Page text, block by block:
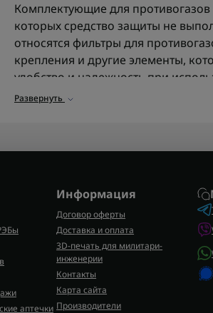
Комплектующие для
которых средство защиты не
относятся фильтры для
крепления и другие элементы,
удобство и надежность при
Зачем нужны
В полевых условиях любая
уплотнитель, клапаны и
снижается.
Именно поэтому в магазине
другие комплектующие для
полную герметичность и
Развернуть
аптечки
Информация
Договор оферты
Доставка и оплата
3D-печать для милитари-
инженерии
Контакты
Карта сайта
Производители